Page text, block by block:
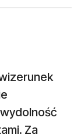
Za